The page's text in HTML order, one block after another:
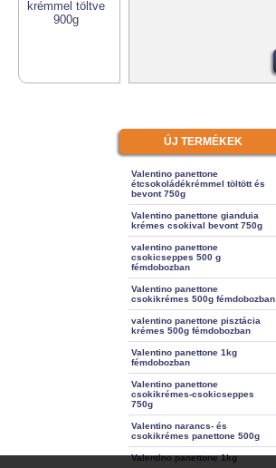
ÚJ TERMÉKEK
Valentino panettone
étcsokoládékrémmel töltött és
bevont 750g
Valentino panettone gianduia
krémes csokival bevont 750g
valentino panettone
csokicseppes 500 g
fémdobozban
Valentino panettone
csokikrémes 500g fémdobozban
valentino panettone pisztácia
krémes 500g fémdobozban
Valentino panettone 1kg
fémdobozban
Valentino panettone
csokikrémes-csokicseppes
750g
Valentino narancs- és
csokikrémes panettone 500g
Valentino panettone 1kg